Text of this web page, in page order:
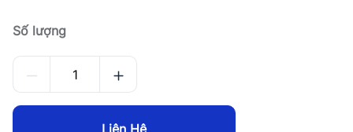
Số lượng
Liên Hệ